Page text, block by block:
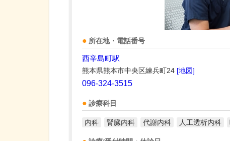
所在地・電話番号
西辛島町駅
熊本県熊本市中央区練兵町24 [地図]
096-324-3515
診療科目
内科 腎臓内科 代謝内科 人工透析内科